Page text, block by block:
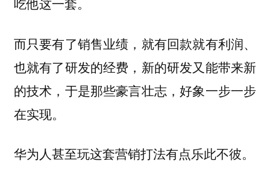
而只要有了销售业绩，就有回款就有利润、
也就有了研发的经费，新的研发又能带来新
的技术，于是那些豪言壮志，好象一步一步
在实现。
华为人甚至玩这套营销打法有点乐此不彼。